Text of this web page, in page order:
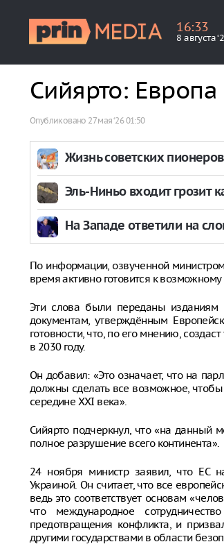
16:33
8 августа
Сийярто: Европа
Опубликовано 27 мая ‘26 01:50
Жизнь советских
Эль-Ниньо входит грозит
На Западе ответили на
По информации, озвученной
время активно готовится к
Эти слова были переданы изданиям
документам, утверждённым
готовности, что, по его мнению,
в 2030 году.
Он добавил: «Это означает, что на
должны сделать все возможное,
середине XXI века».
Сийярто подчеркнул, что «на данный
полное разрушение всего континента».
24 ноября министр заявил, что ЕС
Украиной. Он считает, что все
ведь это соответствует основам
что международное
предотвращения конфликта, и
другими государствами в области